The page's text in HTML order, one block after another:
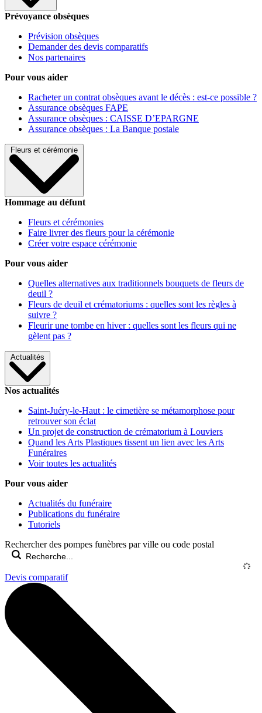
Prévoyance obsèques
Prévision obsèques
Demander des devis comparatifs
Nos partenaires
Pour vous aider
Racheter un contrat obsèques avant le décès : est-ce possible ?
Assurance obsèques FAPE
Assurance obsèques : CAISSE D’EPARGNE
Assurance obsèques : La Banque postale
Fleurs et cérémonie
Hommage au défunt
Fleurs et cérémonies
Faire livrer des fleurs pour la cérémonie
Créer votre espace cérémonie
Pour vous aider
Quelles alternatives aux traditionnels bouquets de fleurs de
deuil ?
Fleurs de deuil et crématoriums : quelles sont les règles à
suivre ?
Fleurir une tombe en hiver : quelles sont les fleurs qui ne
gèlent pas ?
Actualités
Nos actualités
Saint-Juéry-le-Haut : le cimetière se métamorphose pour
retrouver son éclat
Un projet de construction de crématorium à Louviers
Quand les Arts Plastiques tissent un lien avec les Arts
Funéraires
Voir toutes les actualités
Pour vous aider
Actualités du funéraire
Publications du funéraire
Tutoriels
Rechercher des pompes funèbres par ville ou code postal
Devis comparatif